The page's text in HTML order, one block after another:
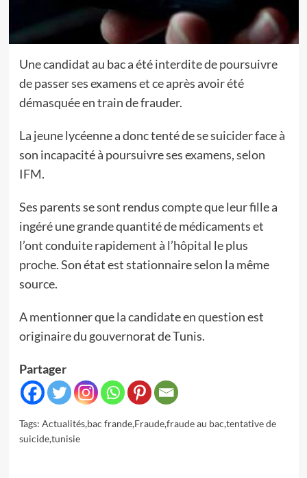
Une candidat au bac a été interdite de poursuivre
de passer ses examens et ce après avoir été
démasquée en train de frauder.
La jeune lycéenne a donc tenté de se suicider face à
son incapacité à poursuivre ses examens, selon
IFM.
Ses parents se sont rendus compte que leur fille a
ingéré une grande quantité de médicaments et
l’ont conduite rapidement à l’hôpital le plus
proche. Son état est stationnaire selon la même
source.
A mentionner que la candidate en question est
originaire du gouvernorat de Tunis.
Partager
Tags: Actualités,bac frande,Fraude,fraude au bac,tentative de
suicide,tunisie